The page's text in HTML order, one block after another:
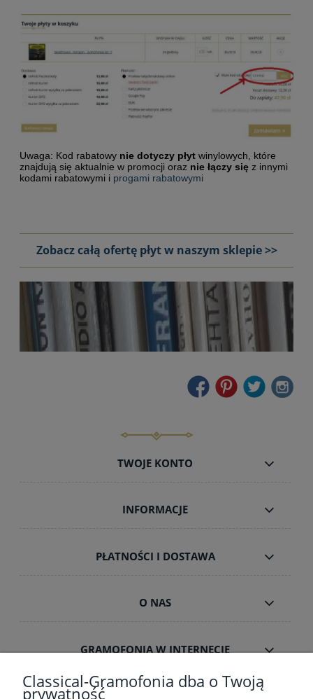
Uwaga: Kod rabatowy nie dotyczy płyt winylowych, które
znajdują się aktualnie w promocji oraz nie łączy się z innymi
kodami rabatowymi i progami rabatowymi
Zobacz całą ofertę płyt w naszym sklepie >>
TWOJE KONTO
INFORMACJE
PŁATNOŚCI I DOSTAWA
O NAS
GRAMOFONIA W INTERNECIE
Classical-Gramofonia dba o Twoją
prywatność